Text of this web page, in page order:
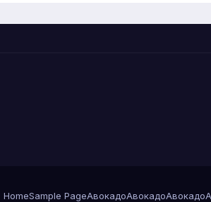
HomeSample PageАвокадоАвокадоАвокадо